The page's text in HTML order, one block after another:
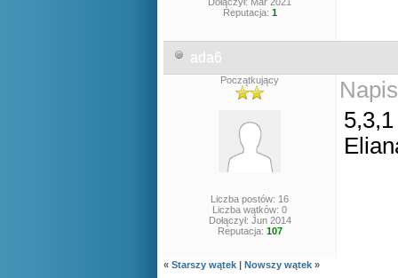
Reputacja: 1
ada6
Początkujący
Liczba postów: 16
Liczba wątków: 0
Dołączył: Jun 2014
Reputacja: 107
5,3,1
« Starszy wątek | Nowszy wątek »